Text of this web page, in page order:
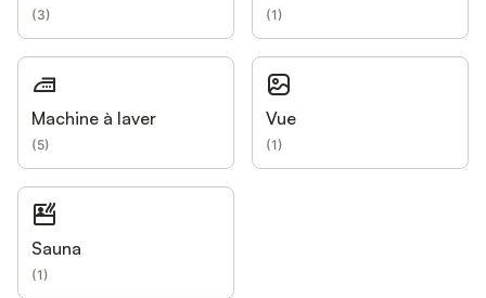
(3) (1)
Machine à laver
(5)
Vue
(1)
Sauna
(1)